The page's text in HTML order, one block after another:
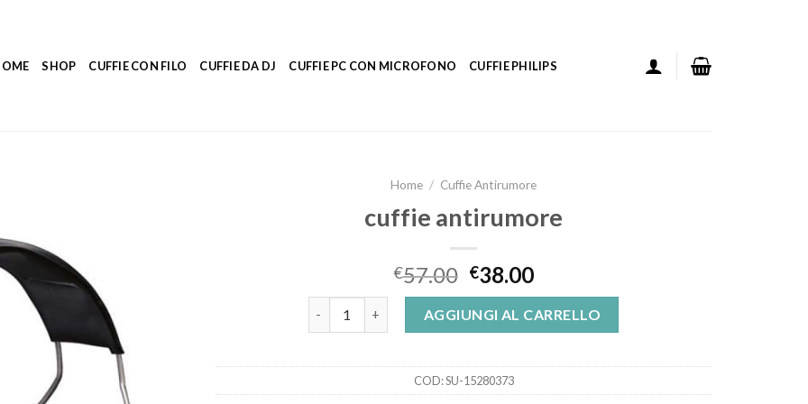
SHOP CUFFIE CON FILO CUFFIE DA DJ CUFFIE PC CON MICROFONO CUFFIE PHILIPS
Home / Cuffie Antirumore
cuffie antirumore
€57.00 €38.00
AGGIUNGI AL CARRELLO
COD:SU-15280373